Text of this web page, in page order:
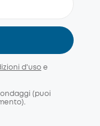
d'uso e
(puoi